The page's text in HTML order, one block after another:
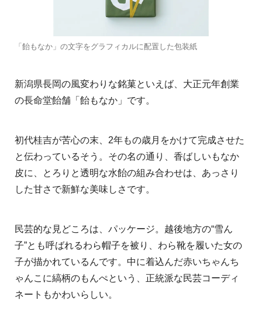
「飴もなか」の文字をグラフィカルに配置した包装紙
新潟県長岡の風変わりな銘菓といえば、大正元年創業
の長命堂飴舗「飴もなか」です。
初代桂吉が苦心の末、2年もの歳月をかけて完成させた
と伝わっているそう。その名の通り、香ばしいもなか
皮に、とろりと透明な水飴の組み合わせは、あっさり
した甘さで新鮮な美味しさです。
民芸的な見どころは、パッケージ。越後地方の“雪ん
子”とも呼ばれるわら帽子を被り、わら靴を履いた女の
子が描かれているんです。中に着込んだ赤いちゃんち
ゃんこに縞柄のもんぺという、正統派な民芸コーディ
ネートもかわいらしい。